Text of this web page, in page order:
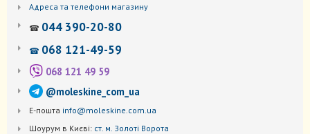
Адреса та телефони магазину
☎ 044 390-20-80
☎ 068 121-49-59
068 121 49 59
@moleskine_com_ua
Е-пошта info@moleskine.com.ua
Шоурум в Києві: ст. м. Золоті Ворота